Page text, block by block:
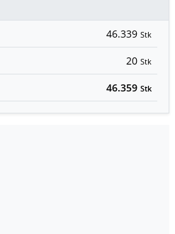
46.339 Stk
20 Stk
46.359 Stk